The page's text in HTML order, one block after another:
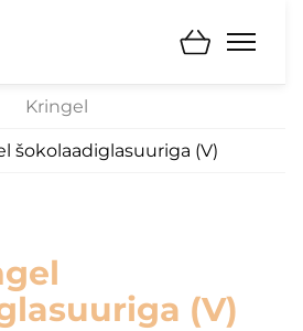
Kringel
šokolaadiglasuuriga (V)
(V)